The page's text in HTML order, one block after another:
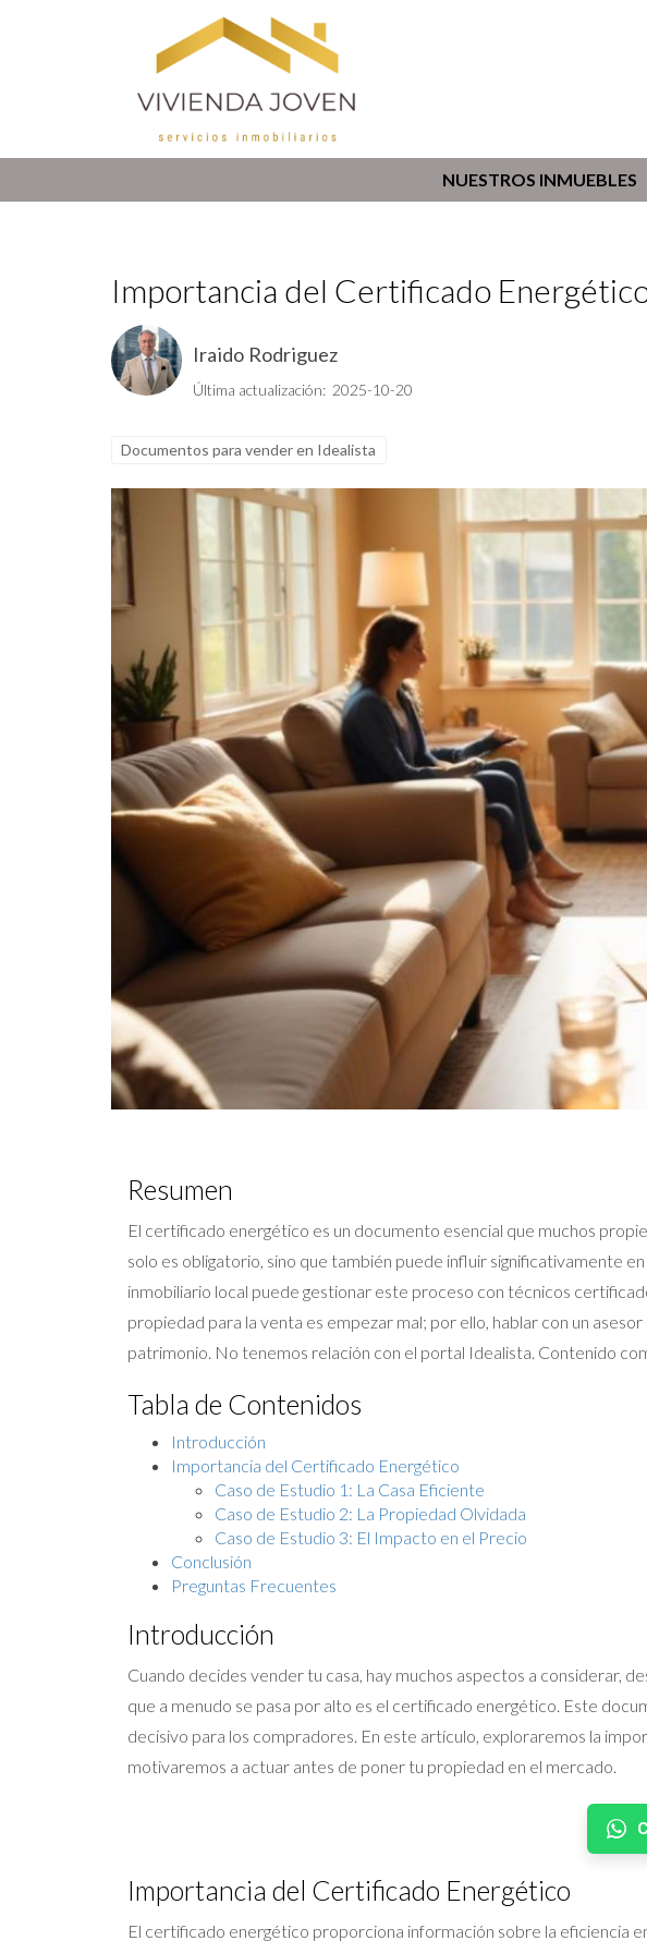
NUESTROS INMUEBLES
Importancia del Certificado
Iraido Rodriguez
Última actualización: 2025-10-20
Documentos para vender en Idealista
Resumen
El certificado energético es un documento esencial que muchos
solo es obligatorio, sino que también puede influir significativamente
inmobiliario local puede gestionar este proceso con técnicos
propiedad para la venta es empezar mal; por ello, hablar con un
patrimonio. No tenemos relación con el portal Idealista. Contenido
Tabla de Contenidos
Introducción
Importancia del Certificado Energético
Caso de Estudio 1: La Casa Eficiente
Caso de Estudio 2: La Propiedad Olvidada
Caso de Estudio 3: El Impacto en el Precio
Conclusión
Preguntas Frecuentes
Introducción
Cuando decides vender tu casa, hay muchos aspectos a considerar,
que a menudo se pasa por alto es el certificado energético. Este
decisivo para los compradores. En este artículo, exploraremos la
motivaremos a actuar antes de poner tu propiedad en el mercado.
Importancia del Certificado Energético
El certificado energético proporciona información sobre la eficiencia